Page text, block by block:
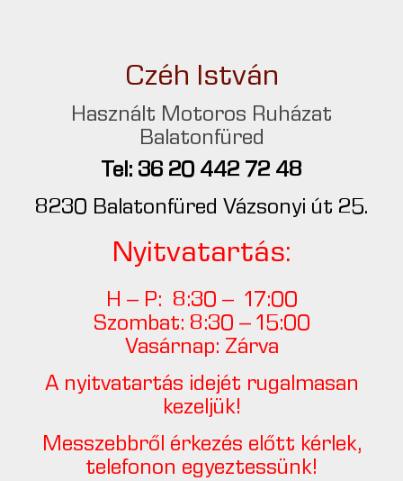
Czéh István
Használt Motoros Ruházat
Balatonfüred
Tel: 36 20 442 72 48
8230 Balatonfüred Vázsonyi út 25.
Nyitvatartás:
H – P: 8:30 – 17:00
Szombat: 8:30 – 15:00
Vasárnap: Zárva
A nyitvatartás idejét rugalmasan
kezeljük!
Messzebbről érkezés előtt kérlek,
telefonon egyeztessünk!